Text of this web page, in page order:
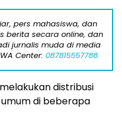
pers mahasiswa, dan
berita secara online, dan
jurnalis muda di media
Center: 087815557788.
distribusi
di beberapa